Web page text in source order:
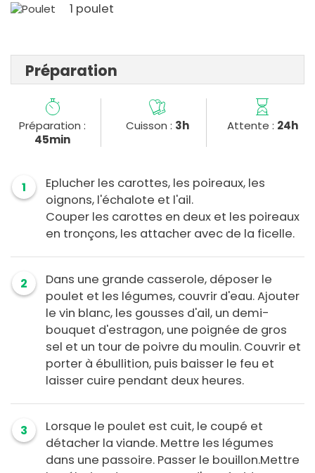
1 poulet
Préparation
Préparation :
45min
Cuisson : 3h Attente : 24h
1
Eplucher les carottes, les poireaux, les
oignons, l'échalote et l'ail.
Couper les carottes en deux et les poireaux
en tronçons, les attacher avec de la ficelle.
2
Dans une grande casserole, déposer le
poulet et les légumes, couvrir d'eau. Ajouter
le vin blanc, les gousses d'ail, un demi-
bouquet d'estragon, une poignée de gros
sel et un tour de poivre du moulin. Couvrir et
porter à ébullition, puis baisser le feu et
laisser cuire pendant deux heures.
3
Lorsque le poulet est cuit, le coupé et
détacher la viande. Mettre les légumes
dans une passoire. Passer le bouillon.Mettre